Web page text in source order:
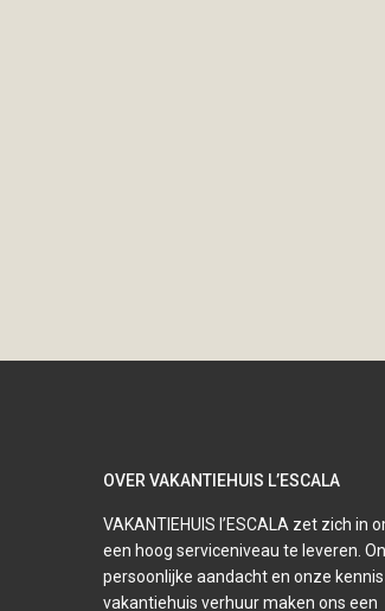
OVER VAKANTIEHUIS L’ESCALA
VAKANTIEHUIS l’ESCALA zet zich in
een hoog serviceniveau te leveren.
persoonlijke aandacht en onze
vakantiehuis verhuur maken ons een